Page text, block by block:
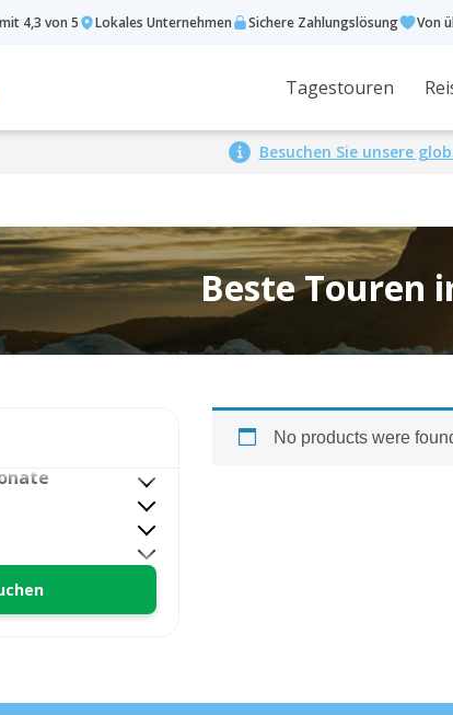
4,3 von 5 Lokales Unternehmen Sichere Zahlungslösung Von
Tagestouren
Besuchen Sie unsere
Beste Touren
No products were